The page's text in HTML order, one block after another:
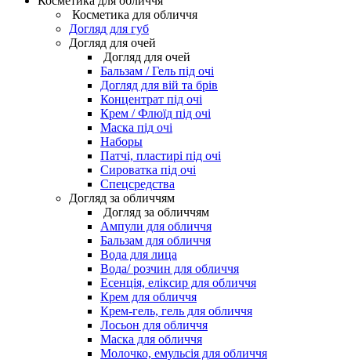
Косметика для обличчя
Догляд для губ
Догляд для очей
Догляд для очей
Бальзам / Гель під очі
Догляд для вій та брів
Концентрат під очі
Крем / Флюїд під очі
Маска під очі
Наборы
Патчі, пластирі під очі
Сироватка під очі
Спецсредства
Догляд за обличчям
Догляд за обличчям
Ампули для обличчя
Бальзам для обличчя
Вода для лица
Вода/ розчин для обличчя
Есенція, еліксир для обличчя
Крем для обличчя
Крем-гель, гель для обличчя
Лосьон для обличчя
Маска для обличчя
Молочко, емульсія для обличчя